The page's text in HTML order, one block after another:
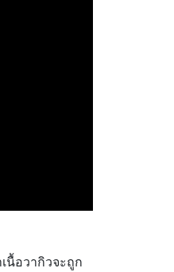
นื้อวากิวจะถูก